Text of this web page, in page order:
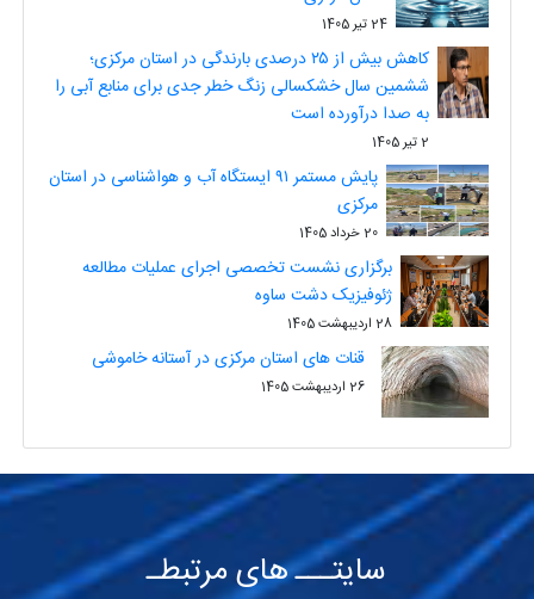
24 تیر 1405
کاهش بیش از ۲۵ درصدی بارندگی در استان مرکزی؛
ششمین سال خشکسالی زنگ خطر جدی برای منابع آبی را
به صدا درآورده است
2 تیر 1405
پایش مستمر ۹۱ ایستگاه آب و هوا‌شناسی در استان
مرکزی
20 خرداد 1405
برگزاری نشست تخصصی اجرای عملیات مطالعه
ژئوفیزیک دشت ساوه
28 اردیبهشت 1405
قنات های استان مرکزی در آستانه خاموشی
26 اردیبهشت 1405
سایتـــ های مرتبطـ